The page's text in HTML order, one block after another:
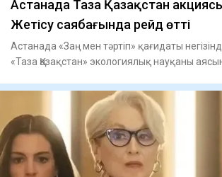
Астанада Таза Қазақстан
Жетісу саябағында рейд өтті
Астанада «Заң мен тәртіп» қағидаты
«Таза Қазақстан» экологиялық науқаны